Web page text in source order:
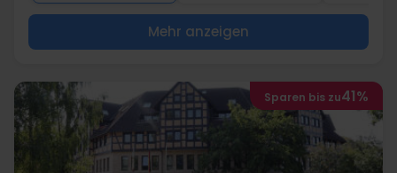
Mehr anzeigen
Sparen bis zu41%